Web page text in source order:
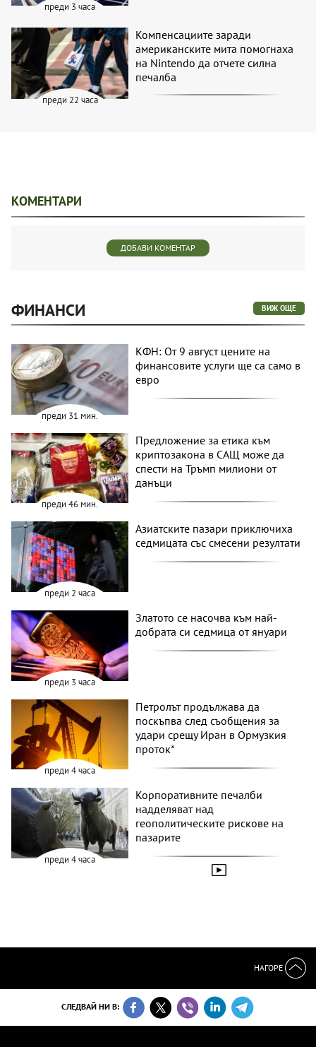
преди 3 часа
преди 22 часа
Компенсациите заради
американските мита помогнаха
на Nintendo да отчете силна
печалба
КОМЕНТАРИ
ДОБАВИ КОМЕНТАР
ФИНАНСИ ВИЖ ОЩЕ
преди 31 мин.
КФН: От 9 август цените на
финансовите услуги ще са само в
евро
преди 46 мин.
Предложение за етика към
криптозакона в САЩ може да
спести на Тръмп милиони от
данъци
преди 2 часа
Азиатските пазари приключиха
седмицата със смесени резултати
преди 3 часа
Златото се насочва към най-
добрата си седмица от януари
преди 4 часа
Петролът продължава да
поскъпва след съобщения за
удари срещу Иран в Ормузкия
проток*
преди 4 часа
Корпоративните печалби
надделяват над
геополитическите рискове на
пазарите
НАГОРЕ
СЛЕДВАЙ НИ В: